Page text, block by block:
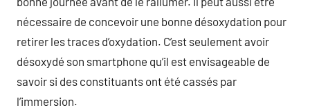
nécessaire de concevoir une bonne désoxydation pour
retirer les traces d’oxydation. C’est seulement avoir
désoxydé son smartphone qu’il est envisageable de
savoir si des constituants ont été cassés par
l’immersion.